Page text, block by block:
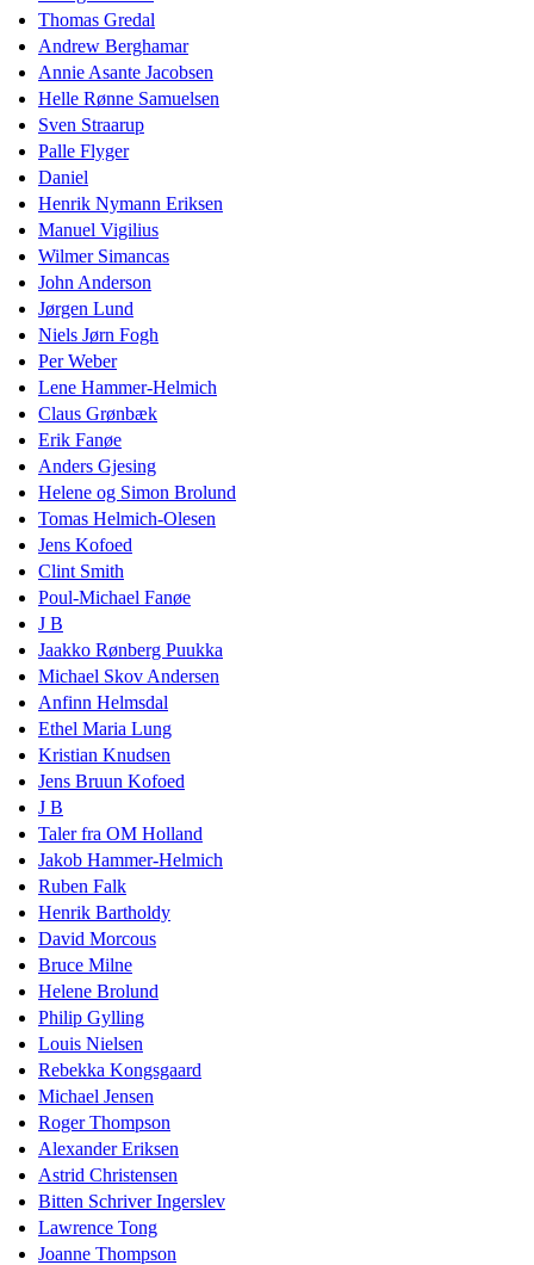
Thomas Gredal
Andrew Berghamar
Annie Asante Jacobsen
Helle Rønne Samuelsen
Sven Straarup
Palle Flyger
Daniel
Henrik Nymann Eriksen
Manuel Vigilius
Wilmer Simancas
John Anderson
Jørgen Lund
Niels Jørn Fogh
Per Weber
Lene Hammer-Helmich
Claus Grønbæk
Erik Fanøe
Anders Gjesing
Helene og Simon Brolund
Tomas Helmich-Olesen
Jens Kofoed
Clint Smith
Poul-Michael Fanøe
J B
Jaakko Rønberg Puukka
Michael Skov Andersen
Anfinn Helmsdal
Ethel Maria Lung
Kristian Knudsen
Jens Bruun Kofoed
J B
Taler fra OM Holland
Jakob Hammer-Helmich
Ruben Falk
Henrik Bartholdy
David Morcous
Bruce Milne
Helene Brolund
Philip Gylling
Louis Nielsen
Rebekka Kongsgaard
Michael Jensen
Roger Thompson
Alexander Eriksen
Astrid Christensen
Bitten Schriver Ingerslev
Lawrence Tong
Joanne Thompson